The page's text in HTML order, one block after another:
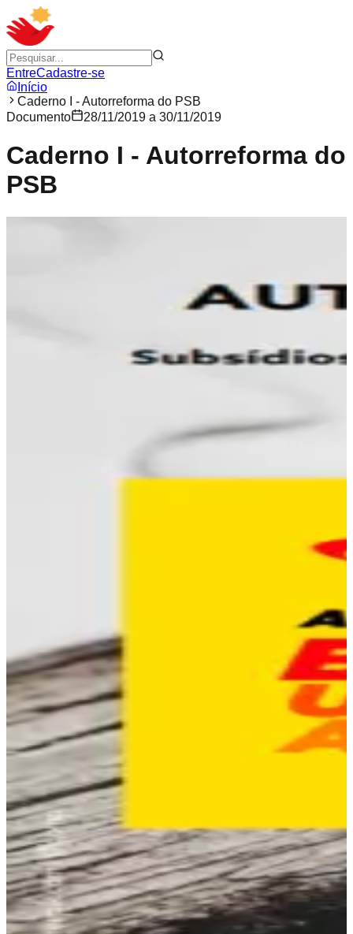
EntreCadastre-se
Início
Caderno I - Autorreforma do PSB
Documento
28/11/2019 a 30/11/2019
Caderno I - Autorreforma do
PSB